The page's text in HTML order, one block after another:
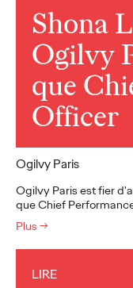
Shona
Ogilvy
que
Officer
Ogilvy Paris
Ogilvy Paris est fier
que Chief
Plus →
LIRE